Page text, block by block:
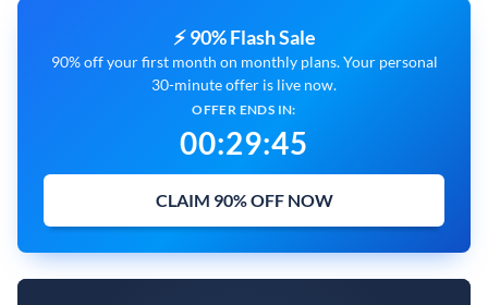
⚡ 90% Flash Sale
90% off your first month on monthly plans. Your personal
30-minute offer is live now.
OFFER ENDS IN:
00:29:44
CLAIM 90% OFF NOW